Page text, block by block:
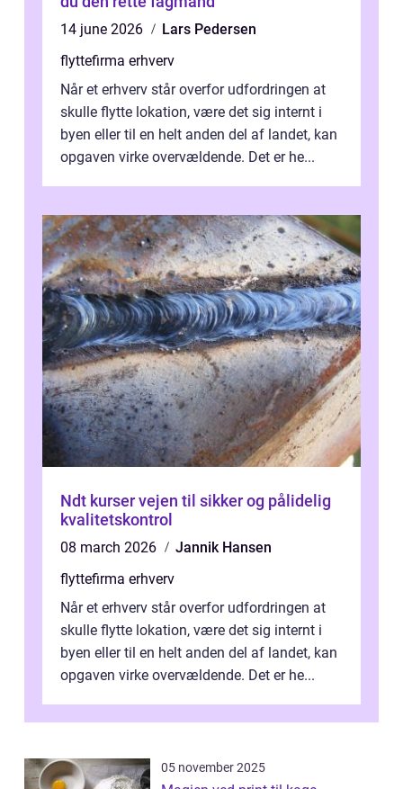
14 june 2026
Lars Pedersen
flyttefirma erhverv
Når et erhverv står overfor udfordringen at
skulle flytte lokation, være det sig internt i
byen eller til en helt anden del af landet, kan
opgaven virke overvældende. Det er he...
Ndt kurser vejen til sikker og pålidelig
kvalitetskontrol
08 march 2026
Jannik Hansen
flyttefirma erhverv
Når et erhverv står overfor udfordringen at
skulle flytte lokation, være det sig internt i
byen eller til en helt anden del af landet, kan
opgaven virke overvældende. Det er he...
05 november 2025